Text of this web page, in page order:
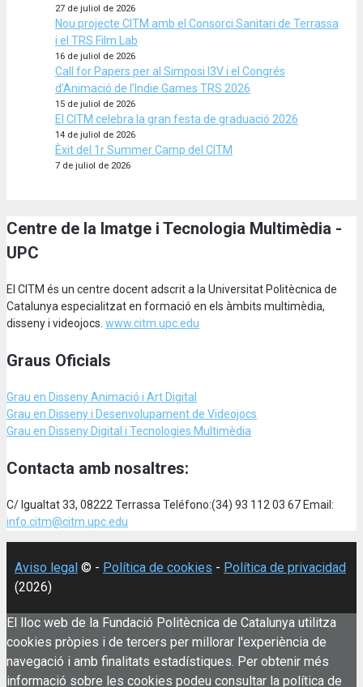
27 de juliol de 2026
Nou projecte CITM amb el Consorci Sanitari de Terrassa
i el TRS Film Lab
16 de juliol de 2026
Call for Papers per al Simposi I3V i el Congrés
d’Animació de l’Indie Games TRS 2026
15 de juliol de 2026
El CITM celebra la gran festa de graduació 2026
14 de juliol de 2026
Èxit del 1r Summer Camp del CITM
7 de juliol de 2026
Centre de la Imatge i Tecnologia Multimèdia -
UPC
El CITM és un centre docent adscrit a la Universitat Politècnica de
Catalunya especialitzat en formació en els àmbits multimèdia,
disseny i videojocs. www.citm.upc.edu
Graus Oficials
Grau en Disseny Animació i Art Digital
Grau en Disseny i Desenvolupament de Videojocs
Grau en Disseny Digital i Tecnologies Multimèdia
Contacta amb nosaltres:
C/ Igualtat 33, 08222 Terrassa Teléfono:(34) 93 112 03 67 Email:
info.citm@citm.upc.edu
Aviso legal © - Política de cookies - Política de privacidad
(2026)
El lloc web de la Fundació Politècnica de Catalunya utilitza
cookies pròpies i de tercers per millorar l'experiència de
navegació i amb finalitats estadístiques. Per obtenir més
informació sobre les cookies podeu consultar la política de